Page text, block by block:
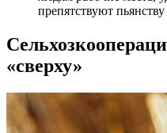
препятствуют
«сверху»